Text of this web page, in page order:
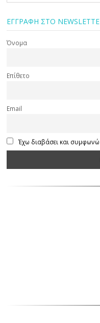
ΕΓΓΡΑΦΗ ΣΤΟ
Όνομα
Επίθετο
Email
Έχω διαβάσει και